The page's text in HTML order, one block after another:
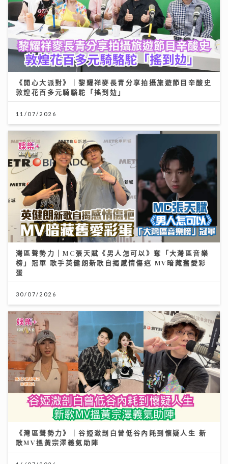
《開心大派對》｜黎耀祥麥長青分享拍攝旅遊節目辛酸史
敦煌花百多元騎駱駝「搖到攰」
11/07/2026
灣區聲勢力｜MC張天賦《男人怎可以》奪「大灣區音樂
榜」冠軍 歌手英健朗新歌自揭感情傷疤 MV暗藏舊愛彩
蛋
30/07/2026
《灣區聲勢力》｜谷婭溦剖白曾低谷內耗到懷疑人生 新
歌MV搵黃宗澤義氣助陣